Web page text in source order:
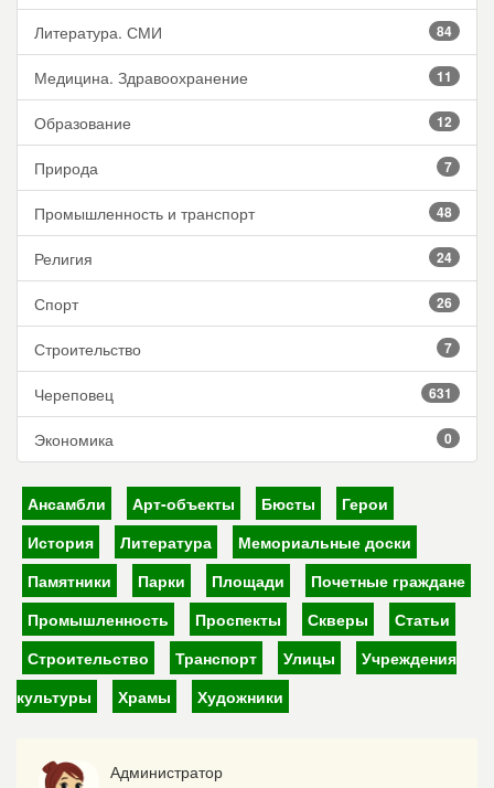
Литература. СМИ 84
Медицина. Здравоохранение 11
Образование 12
Природа 7
Промышленность и транспорт 48
Религия 24
Спорт 26
Строительство 7
Череповец 631
Экономика 0
Ансамбли Арт-объекты Бюсты
Герои
История
Литература
Мемориальные доски
Памятники
Парки Площади
Почетные граждане
Промышленность
Проспекты Скверы
Статьи
Строительство
Транспорт Улицы
Учреждения
культуры
Храмы Художники
Администратор